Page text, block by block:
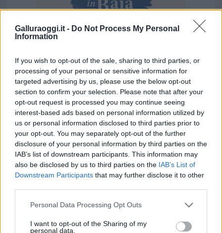
Galluraoggi.it - Do Not Process My Personal
Information
If you wish to opt-out of the sale, sharing to third parties, or
processing of your personal or sensitive information for
targeted advertising by us, please use the below opt-out
section to confirm your selection. Please note that after your
opt-out request is processed you may continue seeing
interest-based ads based on personal information utilized by
us or personal information disclosed to third parties prior to
your opt-out. You may separately opt-out of the further
disclosure of your personal information by third parties on the
IAB’s list of downstream participants. This information may
also be disclosed by us to third parties on the IAB’s List of
Downstream Participants that may further disclose it to other
Please note that this website/app uses one or more Google
not limited to your visit or usage behaviour. You may click to
Personal Data Processing Opt Outs
I want to opt-out of the Sharing of my
personal data.
Vuoi rimuovere le pubblicità nazionali?
Puoi abbonarti asoli € 1,10 al mese
cliccandoqui
Sei già abbonato?
Puoi effettuare l'accesso andando nella
sezioneLogindal menù del sito o
cliccandoqui
Dirigente Alberghiero Arzachena